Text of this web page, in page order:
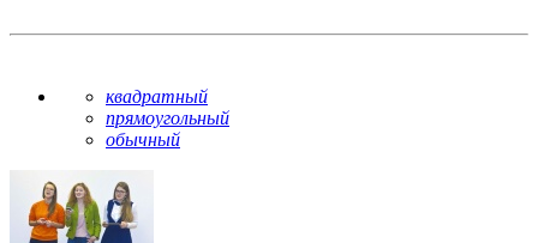
квадратный
прямоугольный
обычный